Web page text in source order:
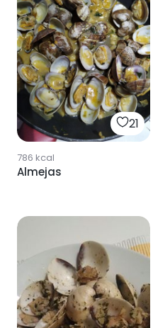
21
786 kcal
Almejas